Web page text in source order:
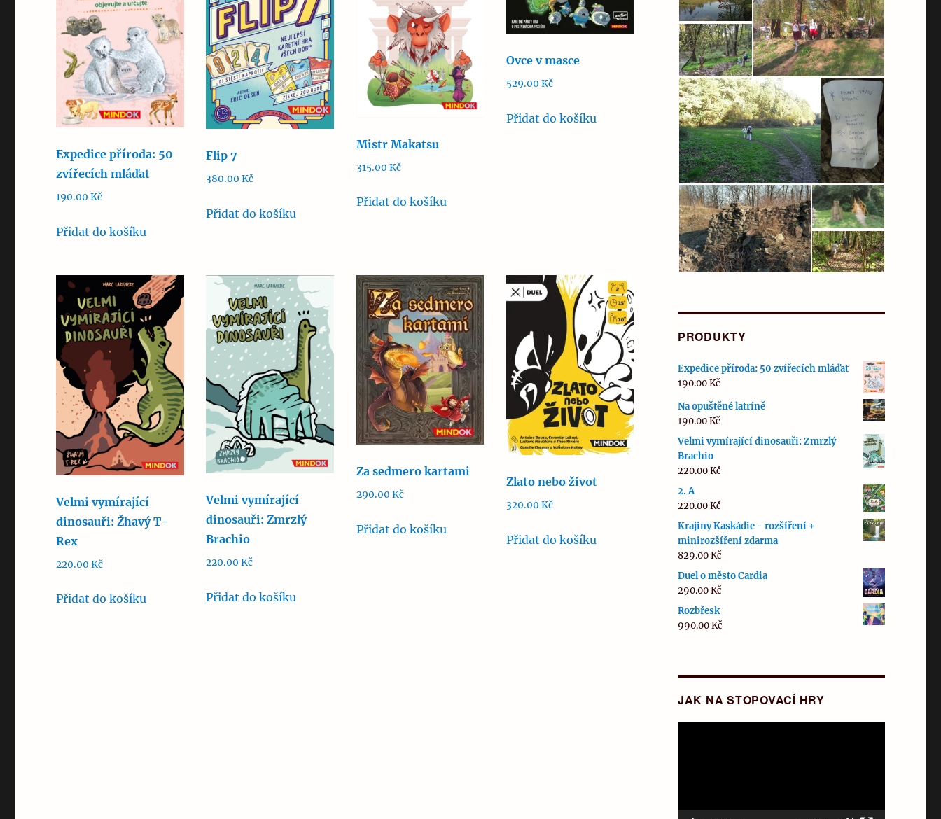
Expedice příroda: 50
zvířecích mláďat
190.00Kč
Přidat do košíku
Flip 7
380.00Kč
Přidat do košíku
Mistr Makatsu
315.00 Kč
Přidat do košíku
Ovce v masce
529.00 Kč
Přidat do košíku
Velmi vymírající
dinosauři: Žhavý T-
Rex
220.00Kč
Přidat do košíku
Velmi vymírající
dinosauři: Zmrzlý
Brachio
220.00Kč
Přidat do košíku
Za sedmero kartami
290.00 Kč
Přidat do košíku
Zlato nebo život
320.00 Kč
Přidat do košíku
PRODUKTY
Expedice příroda: 50 zvířecích mláďat
190.00Kč
Na opuštěné latríně
190.00Kč
Velmi vymírající dinosauři: Zmrzlý
Brachio
220.00Kč
2. A
220.00Kč
Krajiny Kaskádie - rozšíření +
minirozšíření zdarma
829.00Kč
Duel o město Cardia
290.00Kč
Rozbřesk
990.00Kč
JAK NA STOPOVACÍ HRY